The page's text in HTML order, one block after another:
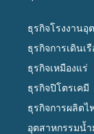
ธุรกิจโรงงานอุ
ธุรกิจการเดินเ
ธุรกิจเหมืองแร่
ธุรกิจปิโตรเคมี
ธุรกิจการผลิตไ
อุตสาหกรรมน้